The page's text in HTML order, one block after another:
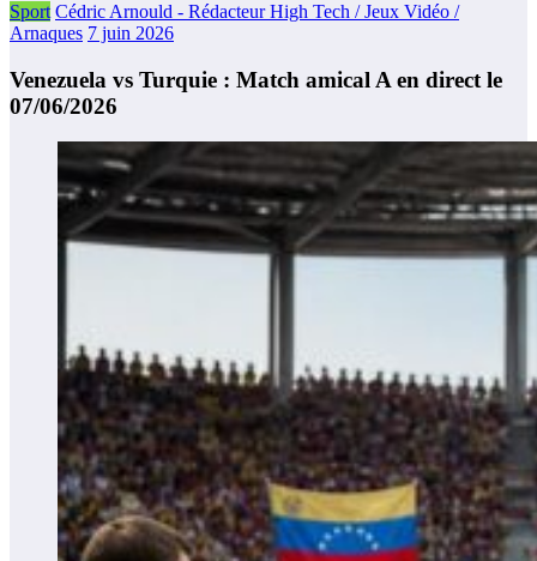
Sport Cédric Arnould - Rédacteur High Tech / Jeux Vidéo /
Arnaques 7 juin 2026
Venezuela vs Turquie : Match amical A en direct le
07/06/2026